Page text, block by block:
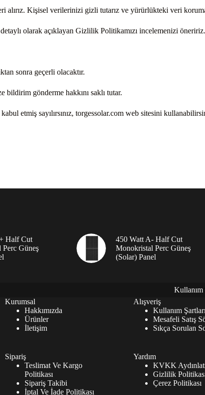
Kişisel verilerinizi gizli tutarız ve yürürlükteki veri
detaylı olarak açıklayan Gizlilik Politikamızı incelemenizi öneririz.
sonra geçerli olacaktır.
gönderme hakkını saklı tutar.
etmiş sayılırsınız, torgessolar.com web sitesini
Half Cut
Güneş
450 Watt A- Half Cut
Monokristal Perc Güneş
(Solar) Panel
Kullanım
Kurumsal
Hakkımızda
Ürünler
İletişim
Sipariş
Teslimat Ve Kargo
Politikası
Sipariş Takibi
İptal Ve İade Politikası
Alışveriş
Kullanım Şartları
Mesafeli Satış
Sıkça Sorulan
Yardım
KVKK
Gizlilik
Çerez Politikası